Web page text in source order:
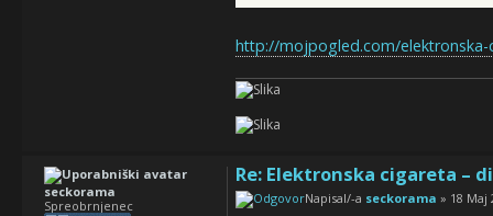
http://mojpogled.com/
Re: Elektronska cigareta –
Napisal/-a seckorama » 18 Maj
seckorama
Spreobrnjenec